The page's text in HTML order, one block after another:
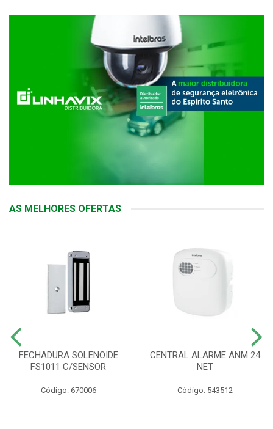
AS MELHORES OFERTAS
FECHADURA SOLENOIDE
FS1011 C/SENSOR
Código: 670006
CENTRAL ALARME ANM 24
NET
Código: 543512